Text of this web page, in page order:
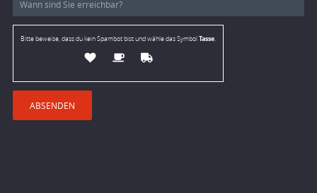
Bitte beweise, dass du kein Spambot bist und wähle das SymbolTasse.